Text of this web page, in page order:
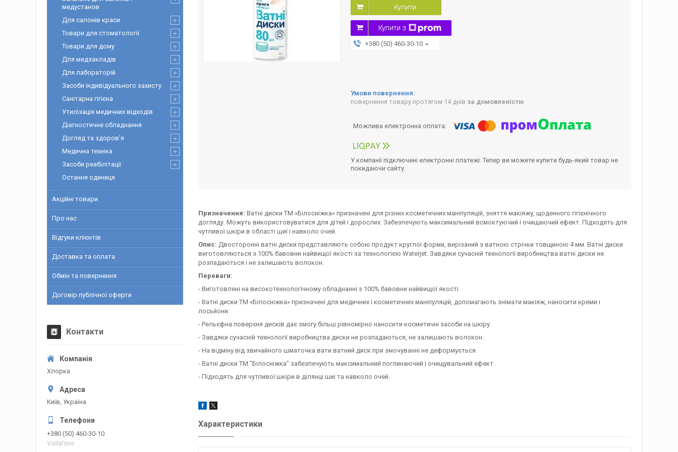
Купити
Купити з
+380 (50) 460-30-10
повернення товару протягом 14 днів за домовленістю
У компанії підключені електронні платежі. Тепер ви можете купити будь-який товар не
покидаючи сайту.
Призначення: Ватні диски ТМ «Білосніжка» призначені для різних косметичних маніпуляцій, зняття макіяжу, щоденного гігієнічного
догляду. Можуть використовуватися для дітей і дорослих. Забезпечують максимальний всмоктуючий і очищаючий ефект. Підходять для
чутливої шкіри в області шиї і навколо очей.
Опис: Двосторонні ватні диски представляють собою продукт круглої форми, вирізаний з ватною стрічки товщиною 4 мм. Ватні диски
виготовляються з 100% бавовни найвищої якості за технологією Waterjet. Завдяки сучасній технології виробництва ватні диски не
розпадаються і не залишають волокон.
Переваги:
- Виготовлені на високотехнологічному обладнанні з 100% бавовни найвищої якості.
- Ватні диски ТМ «Білосніжка» призначені для медичних і косметичних маніпуляцій, допомагають знімати макіяж, наносити креми і
лосьйони.
- Рельєфна поверхня дисків дає змогу більш рівномірно наносити косметичні засоби на шкіру.
- Завдяки сучасній технології виробництва диски не розпадаються, не залишають волокон.
- На відміну від звичайного шматочка вати ватний диск при змочуванні не деформується.
- Ватні диски ТМ "Білосніжка" забезпечують максимальний поглинаючий і очищувальний ефект.
- Підходять для чутливої шкіри в ділянці шиї та навколо очей.
Характеристики
медустанов
Для салонів краси
Товари для стоматології
Товари для дому
Для медзакладів
Для лабораторій
Засоби індивідуального захисту
Санітарна гігієна
Утилізація медичних відходів
Діагностичне обладнання
Догляд та здоров'я
Медична техніка
Засоби реабілітації
Остання одиниця
Акційні товари
Про нас
Відгуки клієнтів
Доставка та оплата
Обмін та повернення
Договір публічної оферти
Контакти
Хлорка
Київ, Україна
+380 (50) 460-30-10
Vodafone